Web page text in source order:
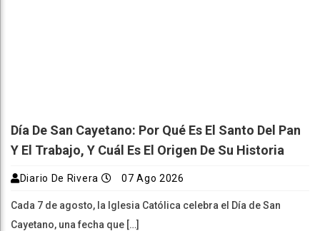
Día De San Cayetano: Por Qué Es El Santo Del Pan
Y El Trabajo, Y Cuál Es El Origen De Su Historia
Diario De Rivera 07 Ago 2026
Cada 7 de agosto, la Iglesia Católica celebra el Día de San
Cayetano, una fecha que […]